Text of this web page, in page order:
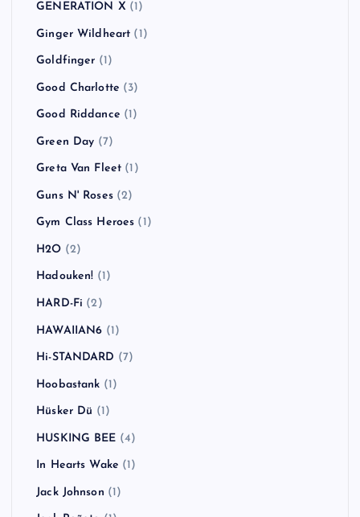
GENERATION X (1)
Ginger Wildheart (1)
Goldfinger (1)
Good Charlotte (3)
Good Riddance (1)
Green Day (7)
Greta Van Fleet (1)
Guns N' Roses(2)
Gym Class Heroes (1)
H2O (2)
Hadouken! (1)
HARD-Fi (2)
HAWAIIAN6 (1)
Hi-STANDARD (7)
Hoobastank (1)
Hüsker Dü (1)
HUSKING BEE (4)
In Hearts Wake (1)
Jack Johnson (1)